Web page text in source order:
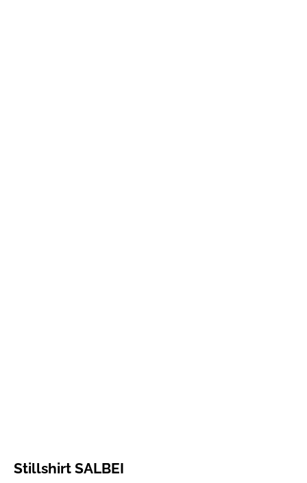
Stillshirt SALBEI